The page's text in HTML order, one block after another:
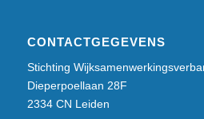
CONTACTGEGEVENS
Stichting
Dieperpoellaan 28F
2334 CN Leiden